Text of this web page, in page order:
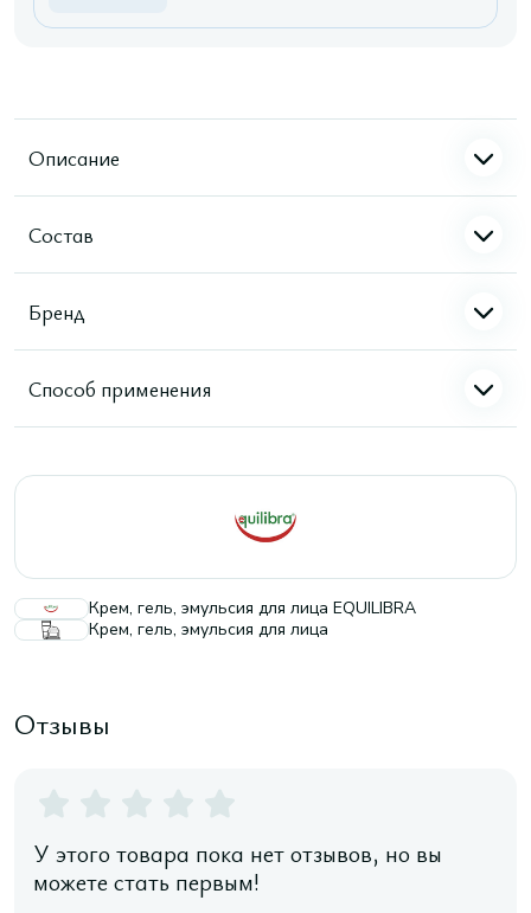
Описание
Состав
Бренд
Способ применения
Крем, гель, эмульсия для лица EQUILIBRA
Крем, гель, эмульсия для лица
Отзывы
У этого товара пока нет отзывов, но вы
можете стать первым!